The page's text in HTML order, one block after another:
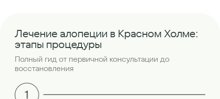
Лечение алопеции в Красном Холме:
этапы процедуры
Полный гид от первичной консультации до
восстановления